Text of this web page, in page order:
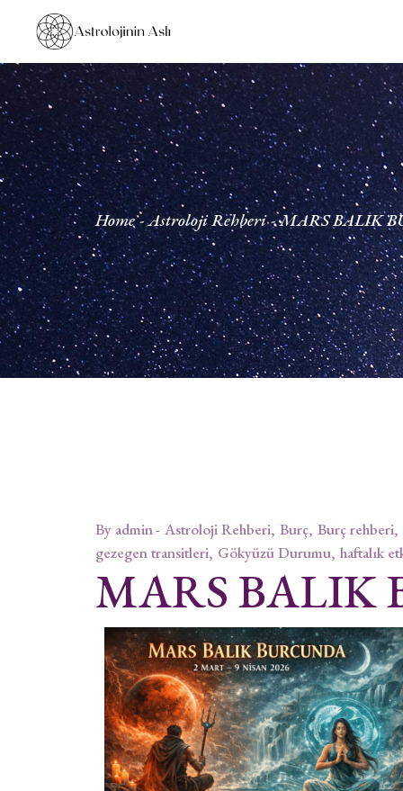
Home Astroloji Rehberi MARS BALIK
By admin Astroloji Rehberi Burç Burç rehberi
gezegen transitleri Gökyüzü Durumu haftalık
MARS BALIK